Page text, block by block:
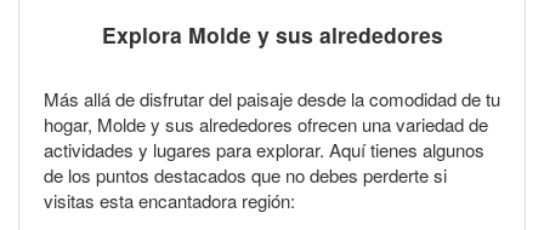
Explora Molde y sus alrededores
Más allá de disfrutar del paisaje desde la comodidad de tu
hogar, Molde y sus alrededores ofrecen una variedad de
actividades y lugares para explorar. Aquí tienes algunos
de los puntos destacados que no debes perderte si
visitas esta encantadora región: